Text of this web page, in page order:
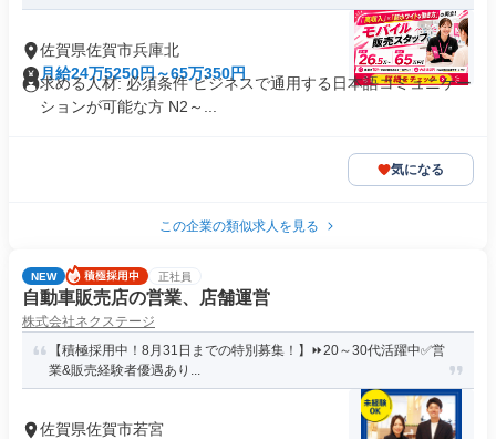
佐賀県佐賀市兵庫北
月給24万5250円～65万350円
求める人材: 必須条件 ビジネスで通用する日本語コミュニケー
ションが可能な方 N2～...
気になる
この企業の類似求人を見る
NEW 正社員
自動車販売店の営業、店舗運営
株式会社ネクステージ
【積極採用中！8月31日までの特別募集！】⏩️20～30代活躍中✅営
業&販売経験者優遇あり...
佐賀県佐賀市若宮